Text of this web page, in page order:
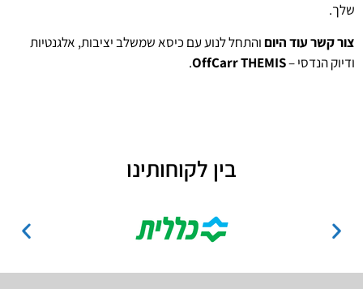
שלך.
צור קשר עוד היוםוהתחל לנוע עם כיסא שמשלב יציבות, אלגנטיות
ודיוק הנדסי –OffCarr THEMIS
.
בין לקוחותינו